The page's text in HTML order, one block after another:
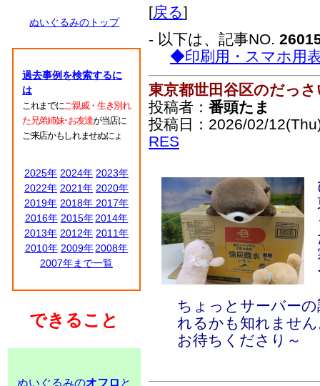
ぬいぐるみのトップ
過去事例を検索するに
は
これまでにご親戚・生き別れ
た兄弟姉妹･お友達が当店に
ご来店かもしれませぬにょ
2025年 2024年 2023年
2022年 2021年 2020年
2019年 2018年 2017年
2016年 2015年 2014年
2013年 2012年 2011年
2010年 2009年 2008年
2007年まで一覧
できること
ぬいぐるみのオフロ と
[戻る]
- 以下は、記事NO.
◆印刷用・スマホ用
東京都世田谷区のだっさ
投稿者： 番頭たま
投稿日：2026/02/
RES
ちょっとサーバー
れるかも知れませ
お待ちくださり～